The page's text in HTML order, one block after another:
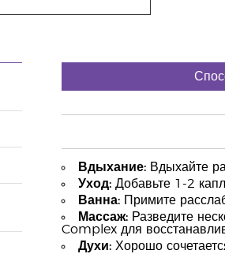
Вдыхание:Вдыхайте
Уход:Добавьте 1-2
Ванна:Примите
Массаж:Разведите
Complex для
Духи:Хорошо